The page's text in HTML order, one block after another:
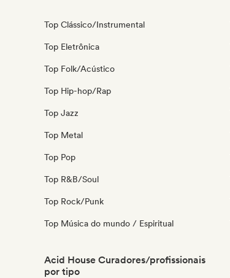
Top Clássico/Instrumental
Top Eletrônica
Top Folk/Acústico
Top Hip-hop/Rap
Top Jazz
Top Metal
Top Pop
Top R&B/Soul
Top Rock/Punk
Top Música do mundo / Espiritual
Acid House Curadores/profissionais
por tipo